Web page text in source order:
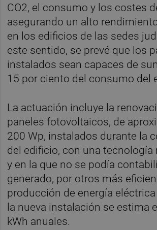
CO2, el consumo y los costes
asegurando un alto
en los edificios de las sedes
este sentido, se prevé que los
instalados sean capaces de
15 por ciento del consumo del
La actuación incluye la
paneles fotovoltaicos, de
200 Wp, instalados durante la
del edificio, con una tecnología
y en la que no se podía
generado, por otros más
producción de energía
la nueva instalación se estima
kWh anuales.